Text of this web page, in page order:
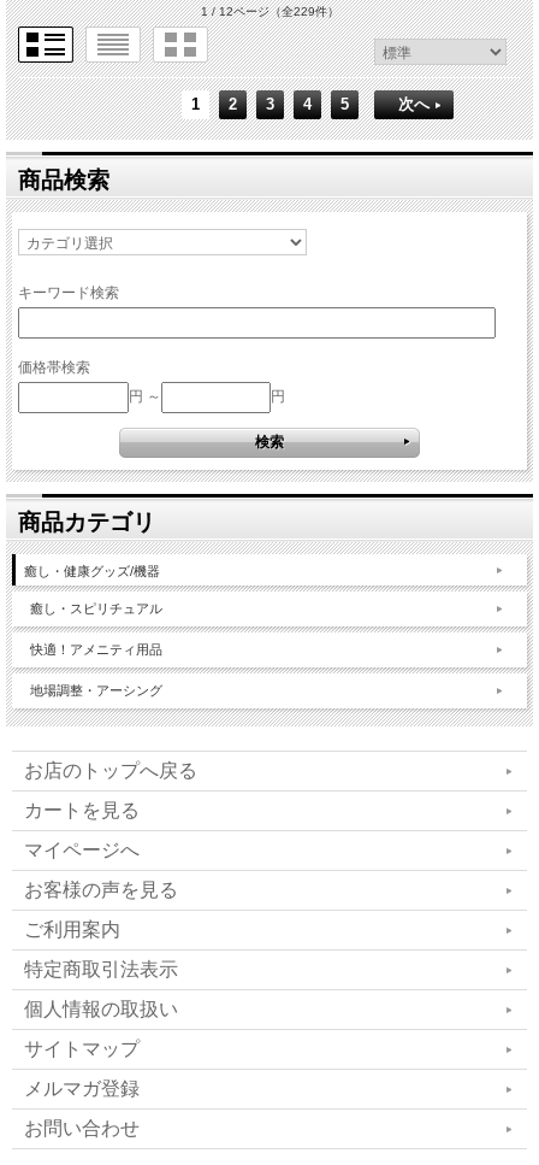
1 / 12ページ（全229件）
1 2 3 4 5 次へ
商品検索
キーワード検索
価格帯検索
円 ～
円
商品カテゴリ
癒し・健康グッズ/機器
癒し・スピリチュアル
快適！アメニティ用品
地場調整・アーシング
お店のトップへ戻る
カートを見る
マイページへ
お客様の声を見る
ご利用案内
特定商取引法表示
個人情報の取扱い
サイトマップ
メルマガ登録
お問い合わせ